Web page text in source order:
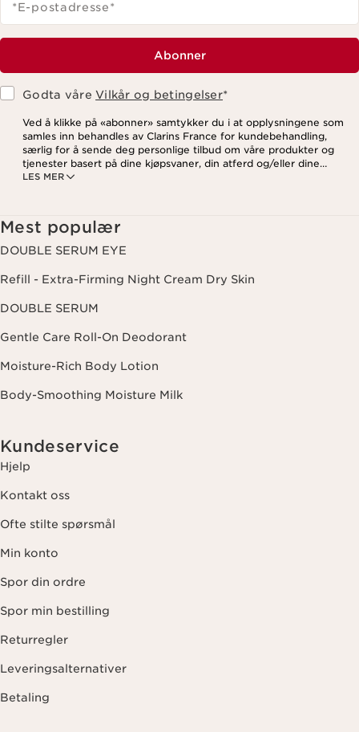
*E-postadresse*
Abonner
Godta våreVilkår og betingelser*
LES MER
Ved å klikke på «abonner» samtykker du i at opplysningene som
samles inn behandles av Clarins France for kundebehandling,
særlig for å sende deg personlige tilbud om våre produkter og
tjenester basert på dine kjøpsvaner, din atferd og/eller dine
interesser, inkludert visning på sosiale medier og
avmeldingslenken i hvert nyhetsbrev. For mer informasjon om
hvordan vi behandler dine data og dine rettigheter, vennligst se
vår personvernerklæring
Mest populær
DOUBLE SERUM EYE
Refill - Extra-Firming Night Cream Dry Skin
DOUBLE SERUM
Gentle Care Roll-On Deodorant
Moisture-Rich Body Lotion
Body-Smoothing Moisture Milk
Kundeservice
Hjelp
Kontakt oss
Ofte stilte spørsmål
Min konto
Spor din ordre
Spor min bestilling
Returregler
Leveringsalternativer
Betaling